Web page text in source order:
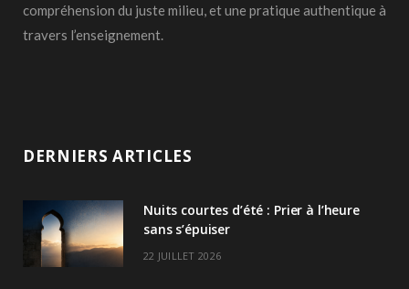
compréhension du juste milieu, et une pratique authentique à
travers l’enseignement.
DERNIERS ARTICLES
Nuits courtes d’été : Prier à l’heure
sans s’épuiser
22 JUILLET 2026